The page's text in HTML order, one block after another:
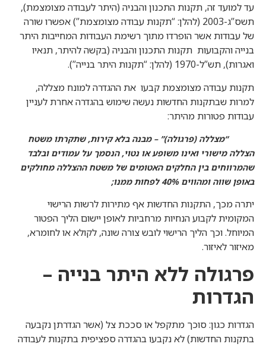
עד למועד זה, תקנות התכנון והבניה (היתר לעבודה מצומצמת),
תשס”ג-2003 (להלן: “תקנות עבודה מצומצמת”) אפשרו שורה
של עבודות אשר הופרדו מתוך רשימת העבודות המחייבות היתר
בנייה והקבועות תקנות התכנון והבניה (בקשה להיתר, תנאיו
ואגרות), תש”ל-1970 (להלן: “תקנות היתר בנייה”).
תקנות עבודה מצומצמת קבעו את ההגדרה למונח מצללה,
למרות שבתקנות החדשות נעשה שימוש בהגדרה אחרת לעניין
עבודות פטורות מהיתר:
“מצללה (פרגולה)” – מבנה בלא קירות, שתקרתו משטח
הצללה מישורי ואינו משופע או נטוי, הנסמך על עמודים ובלבד
שהמרווחים בין החלקים האטומים של משטח ההצללה מחולקים
באופן שווה ומהווים 40% לפחות ממנו;
יתרה מכך, התקנות החדשות אף מתירות לרשות הרישוי
המקומית לקבוע הנחיות מרחביות לאופן יישום הליך הפטור
המיוחל. וכך הליך הרישוי לובש צורה שונה, לקולא או לחומרא,
מאיזור לאיזור.
פרגולה ללא היתר בנייה –
הגדרות
הגדרות כגון: סוכך מתקפל או סככת צל (אשר הגדרתן נקבעה
בתקנות החדשות) לא נקבעו בהגדרה ספציפית בתקנות לעבודה